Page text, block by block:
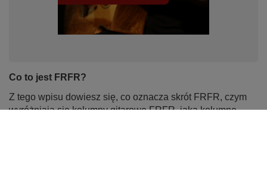
Co to jest FRFR?
Z tego wpisu dowiesz się, co oznacza skrót FRFR, czym
wyróżniają się kolumny gitarowe FRFR, jaką kolumnę